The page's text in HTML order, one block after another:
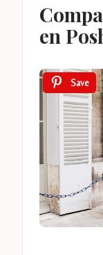
en
Save